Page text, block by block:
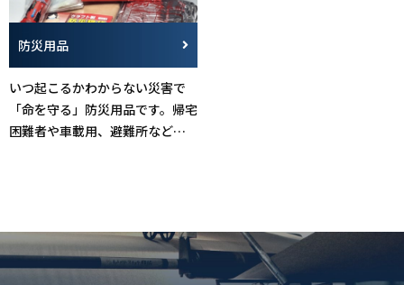
防災用品
いつ起こるかわからない災害で
「命を守る」防災用品です。帰宅
困難者や車載用、避難所などに